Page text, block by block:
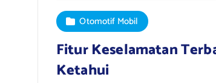
Otomotif Mobil
Fitur Keselamatan
Ketahui